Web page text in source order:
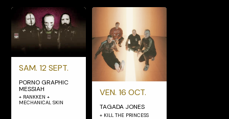
SAM. 12 SEPT.
PORNO GRAPHIC
MESSIAH
+ RANKKEN +
MECHANICAL SKIN
VEN. 16 OCT.
TAGADA JONES
+ KILL THE PRINCESS